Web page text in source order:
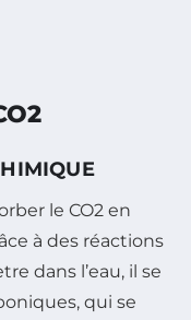
le CO2 en
à des réactions
dans l’eau, il se
qui se